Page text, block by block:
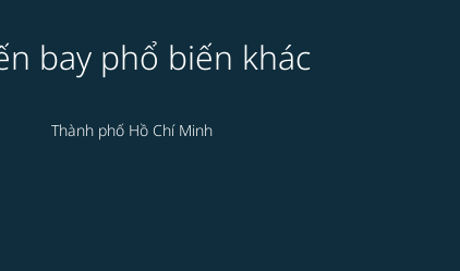
bay phổ biến khác
Thành phố Hồ Chí Minh